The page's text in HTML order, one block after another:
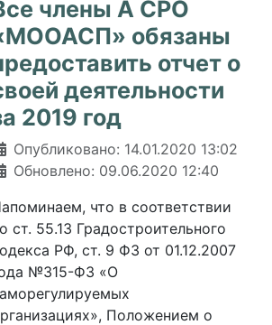
члены А СРО
обязаны
отчет о
деятельности
2019 год
о материале
Опубликовано: 14.01.2020 13:02
Обновлено: 09.06.2020 12:40
что в соответствии
ст. 55.13 Градостроительного
РФ, ст. 9 ФЗ от 01.12.2007
№315-ФЗ «О
Положением о